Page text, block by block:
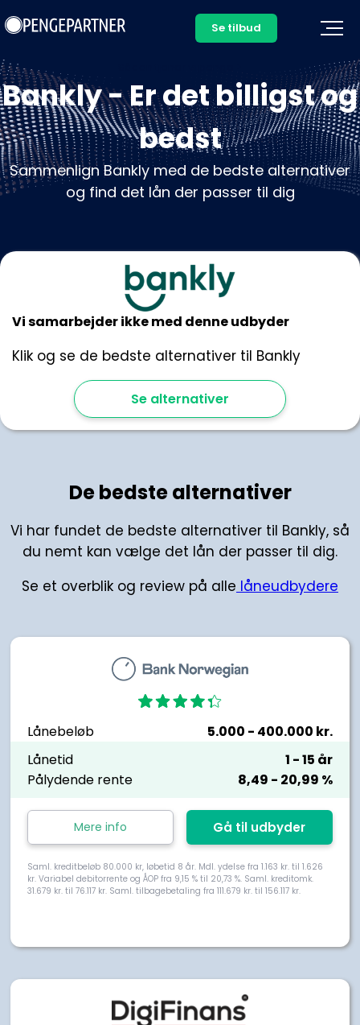
Se tilbud
Bankly - Er det billigst og
bedst
Sammenlign Bankly med de bedste alternativer
og find det lån der passer til dig
Vi samarbejder ikke med denne udbyder
Klik og se de bedste alternativer til Bankly
Se alternativer
De bedste alternativer
Vi har fundet de bedste alternativer til Bankly, så
du nemt kan vælge det lån der passer til dig.
Se et overblik og review på alle låneudbydere
Lånebeløb 5.000 - 400.000 kr.
Lånetid
1 - 15 år
Pålydende rente
8,49 - 20,99 %
Mere info Gå til udbyder
Saml. kreditbeløb 80.000 kr, løbetid 8 år. Mdl. ydelse fra 1.163 kr. til 1.626
kr. Variabel debitorrente og ÅOP fra 9,15 % til 20,73 %. Saml. kreditomk.
31.679 kr. til 76.117 kr. Saml. tilbagebetaling fra 111.679 kr. til 156.117 kr.